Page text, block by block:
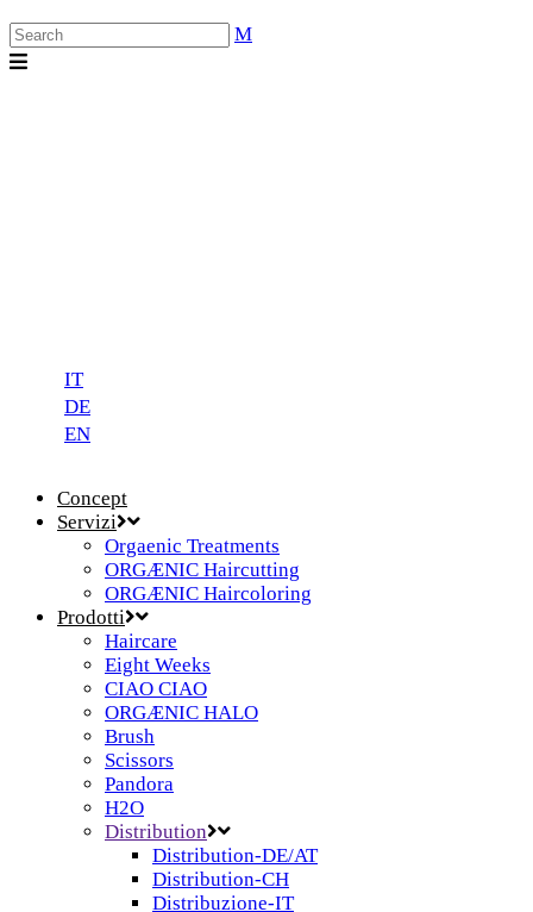
IT
DE
EN
Concept
Servizi
Orgaenic Treatments
ORGÆNIC Haircutting
ORGÆNIC Haircoloring
Prodotti
Haircare
Eight Weeks
CIAO CIAO
ORGÆNIC HALO
Brush
Scissors
Pandora
H2O
Distribution
Distribution-DE/AT
Distribution-CH
Distribuzione-IT